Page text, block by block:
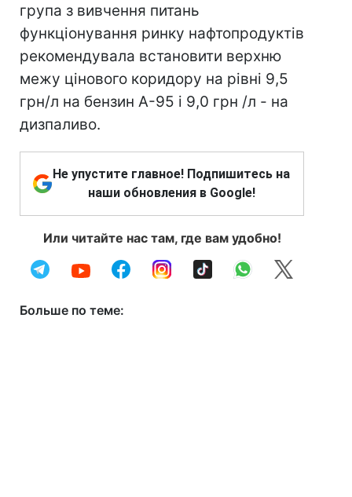
група з вивчення питань
функціонування ринку нафтопродуктів
рекомендувала встановити верхню
межу цінового коридору на рівні 9,5
грн/л на бензин А-95 і 9,0 грн /л - на
дизпаливо.
Не упустите главное! Подпишитесь на
наши обновления в Google!
Или читайте нас там, где вам удобно!
Больше по теме: